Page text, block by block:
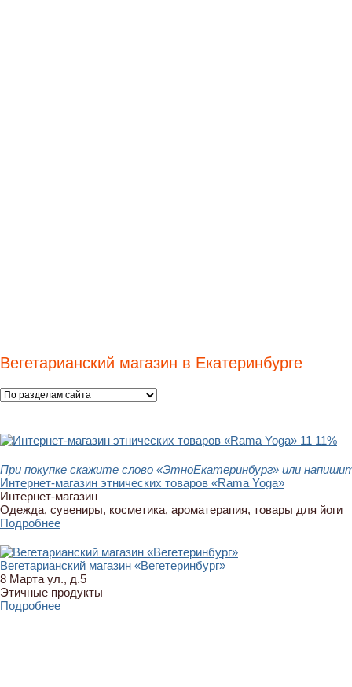
Вегетарианский магазин в Екатеринбурге
11 11%
При покупке скажите слово «ЭтноЕкатеринбург» или
Интернет-магазин этнических товаров «Rama Yoga»
Интернет-магазин
Одежда, сувениры, косметика, ароматерапия, товары для йоги
Подробнее
Вегетарианский магазин «Вегетеринбург»
8 Марта ул., д.5
Этичные продукты
Подробнее